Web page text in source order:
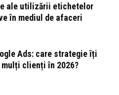
ale utilizării etichetelor
în mediul de afaceri
Ads: care strategie îți
mulți clienți în 2026?